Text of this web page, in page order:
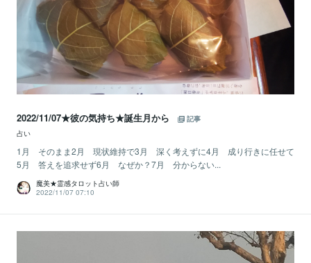
2022/11/07★彼の気持ち★誕生月から
記事
占い
1月 そのまま2月 現状維持で3月 深く考えずに4月 成り行きに任せて
5月 答えを追求せず6月 なぜか？7月 分からない...
魔美★霊感タロット占い師
2022/11/07 07:10